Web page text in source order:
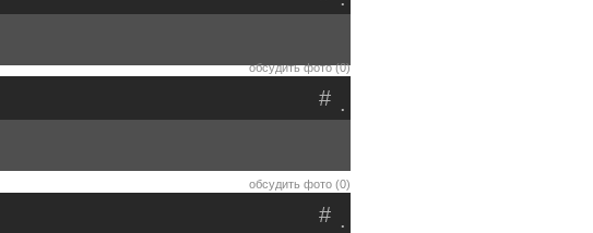
обсудить фото (0)
.
#
обсудить фото (0)
.
#